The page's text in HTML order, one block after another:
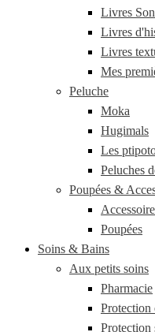
Livres
Livres
Livres
Mes
Peluche
Moka
Hugimals
Les
Peluches
Poupées &
Poupées
Soins & Bains
Aux petits soins
Pharmacie
Protection
Protection